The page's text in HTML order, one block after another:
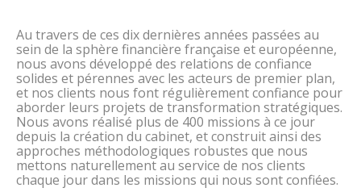
Au travers de ces dix dernières années passées au
sein de la sphère financière française et européenne,
nous avons développé des relations de confiance
solides et pérennes avec les acteurs de premier plan,
et nos clients nous font régulièrement confiance pour
aborder leurs projets de transformation stratégiques.
Nous avons réalisé plus de 400 missions à ce jour
depuis la création du cabinet, et construit ainsi des
approches méthodologiques robustes que nous
mettons naturellement au service de nos clients
chaque jour dans les missions qui nous sont confiées.